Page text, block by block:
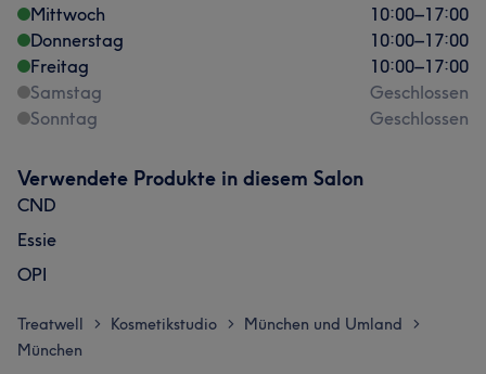
Mittwoch
10:00–17:00
Donnerstag
10:00–17:00
Freitag
10:00–17:00
Samstag
Geschlossen
Sonntag
Geschlossen
Verwendete Produkte in diesem Salon
CND
Essie
OPI
Treatwell > Kosmetikstudio > München und Umland >
München